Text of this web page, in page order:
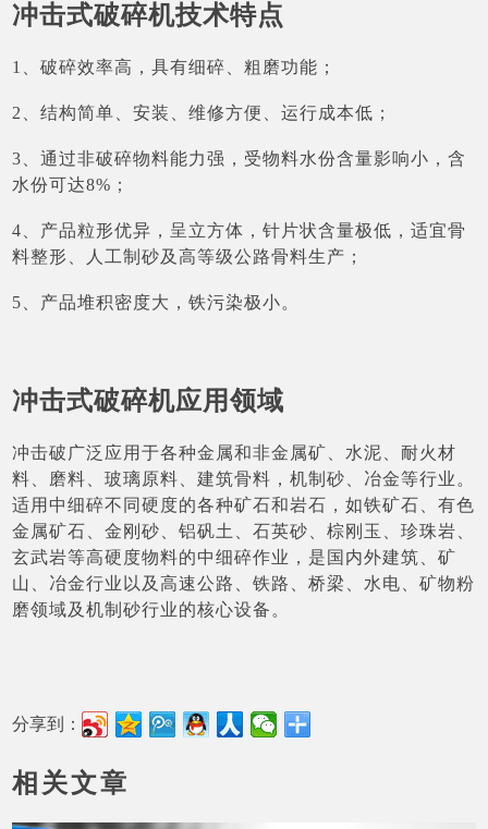
冲击式破碎机技术特点
1、破碎效率高，具有细碎、粗磨功能；
2、结构简单、安装、维修方便、运行成本低；
3、通过非破碎物料能力强，受物料水份含量影响小，含
水份可达8%；
4、产品粒形优异，呈立方体，针片状含量极低，适宜骨
料整形、人工制砂及高等级公路骨料生产；
5、产品堆积密度大，铁污染极小。
冲击式破碎机应用领域
冲击破广泛应用于各种金属和非金属矿、水泥、耐火材
料、磨料、玻璃原料、建筑骨料，机制砂、冶金等行业。
适用中细碎不同硬度的各种矿石和岩石，如铁矿石、有色
金属矿石、金刚砂、铝矾土、石英砂、棕刚玉、珍珠岩、
玄武岩等高硬度物料的中细碎作业，是国内外建筑、矿
山、冶金行业以及高速公路、铁路、桥梁、水电、矿物粉
磨领域及机制砂行业的核心设备。
分享到：
相关文章